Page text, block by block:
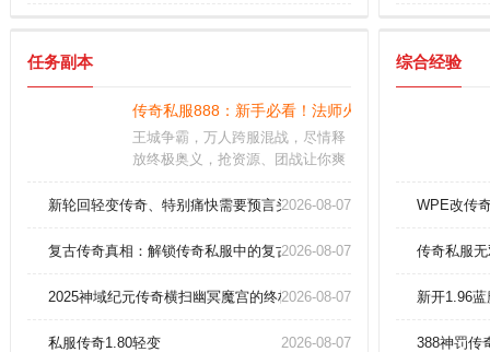
任务副本
传奇私服888：新手必看！法师火墙术卡位实战秘籍
王城争霸，万人跨服混战，尽情释
放终极奥义，抢资源、团战让你爽
值增值，支持全服拍卖行交易，智
王者段位前，先凑齐三套暴击符
地窟刷材料拿觉醒石。
新轮回轻变传奇、特别痛快需要预言头盔(战)。
2026-08-07
复古传奇真相：解锁传奇私服中的复古传奇新时代！
2026-08-07
2025神域纪元传奇横扫幽冥魔宫的终极战术手册！
2026-08-07
私服传奇1.80轻变 2026-08-07
综合经验
WPE改传
传奇私服
新开1.96
388神罚传